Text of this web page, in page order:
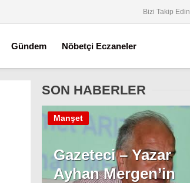
Bizi Takip Edin
Gündem Nöbetçi Eczaneler
SON HABERLER
Gazeteci – Yazar
Ayhan Mergen’in
Manşet